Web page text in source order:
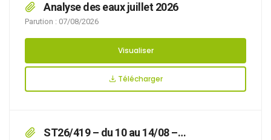
Analyse des eaux juillet 2026
Parution : 07/08/2026
Visualiser
Télécharger
ST26/419 – du 10 au 14/08 –